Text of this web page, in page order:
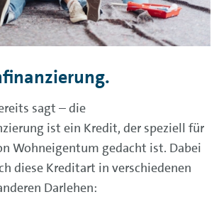
sagt – die
ist ein Kredit, der speziell für
Wohneigentum gedacht ist. Dabei
diese Kreditart in verschiedenen
Darlehen: